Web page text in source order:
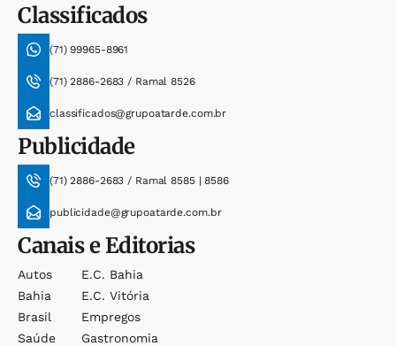
Classificados
(71) 99965-8961
(71) 2886-2683 / Ramal 8526
classificados@grupoatarde.com.br
Publicidade
(71) 2886-2683 / Ramal 8585 | 8586
publicidade@grupoatarde.com.br
Canais e Editorias
Autos
Bahia
Brasil
Saúde
E.c. Bahia
E.c. Vitória
Empregos
Gastronomia